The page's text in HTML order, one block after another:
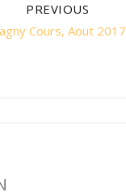
PREVIOUS
Cours, Aout 2017